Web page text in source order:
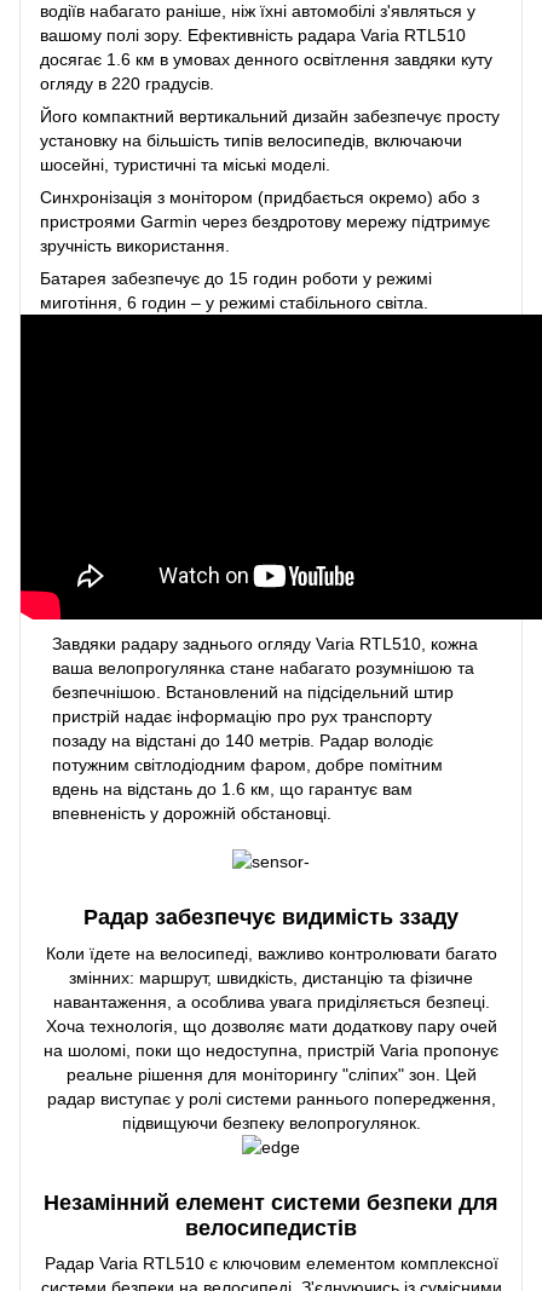
водіїв набагато раніше, ніж їхні автомобілі з'являться у
вашому полі зору. Ефективність радара Varia RTL510
досягає 1.6 км в умовах денного освітлення завдяки куту
огляду в 220 градусів.
Його компактний вертикальний дизайн забезпечує просту
установку на більшість типів велосипедів, включаючи
шосейні, туристичні та міські моделі.
Синхронізація з монітором (придбається окремо) або з
пристроями Garmin через бездротову мережу підтримує
зручність використання.
Батарея забезпечує до 15 годин роботи у режимі
миготіння, 6 годин – у режимі стабільного світла.
Завдяки радару заднього огляду Varia RTL510, кожна
ваша велопрогулянка стане набагато розумнішою та
безпечнішою. Встановлений на підсідельний штир
пристрій надає інформацію про рух транспорту
позаду на відстані до 140 метрів. Радар володіє
потужним світлодіодним фаром, добре помітним
вдень на відстань до 1.6 км, що гарантує вам
впевненість у дорожній обстановці.
Радар забезпечує видимість ззаду
Коли їдете на велосипеді, важливо контролювати багато
змінних: маршрут, швидкість, дистанцію та фізичне
навантаження, а особлива увага приділяється безпеці.
Хоча технологія, що дозволяє мати додаткову пару очей
на шоломі, поки що недоступна, пристрій Varia пропонує
реальне рішення для моніторингу "сліпих" зон. Цей
радар виступає у ролі системи раннього попередження,
підвищуючи безпеку велопрогулянок.
Незамінний елемент системи безпеки для
велосипедистів
Радар Varia RTL510 є ключовим елементом комплексної